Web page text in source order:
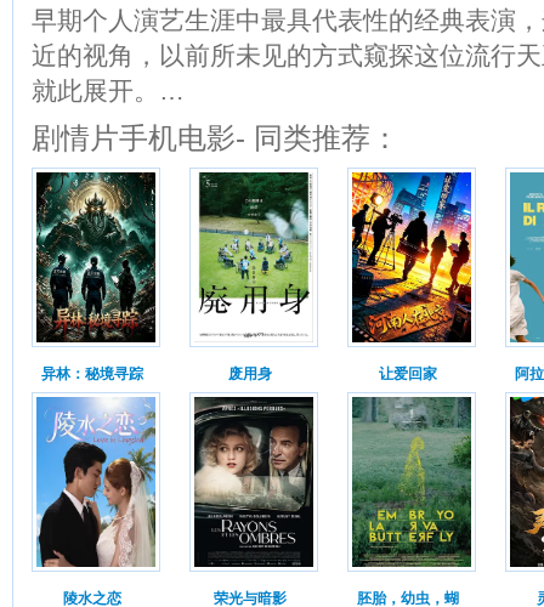
早期个人演艺生涯中最具代表性的经典表演
近的视角，以前所未见的方式窥探这位流行
就此展开。…
剧情片手机电影- 同类推荐：
异林：秘境寻踪 废用身 让爱回家 阿
陵水之恋 荣光与暗影 胚胎，幼虫，蝴